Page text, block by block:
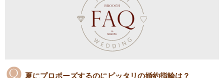
夏にプロポーズするのにピッタリの婚約指輪は？